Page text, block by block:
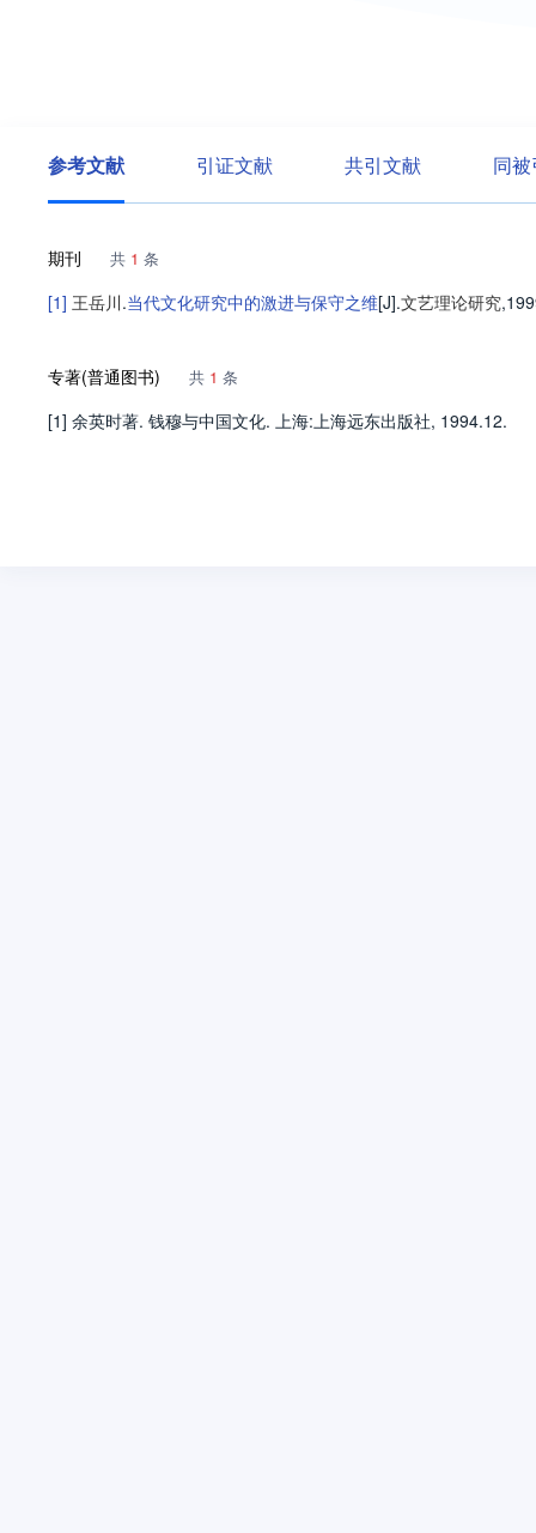
参考文献 引证文献 共引文献 同
期刊 共 1 条
[1] 王岳川.当代文化研究中的激进与保守之维[J].文艺理论研究
专著(普通图书) 共 1 条
[1] 余英时著. 钱穆与中国文化. 上海:上海远东出版社, 1994.12.